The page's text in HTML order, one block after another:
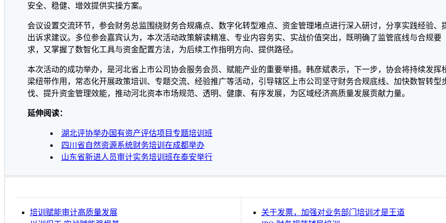
安全、稳健、增效提供实操方案。
会议设置交流环节，参会财务总监围绕财务合规痛点、数字化转型难点、资金管理堵点进行深入研讨，分享实践经验、
出诉求建议。多位参会嘉宾认为，本次活动政策解读精准、专业内容务实、实战价值突出，既明确了监管底线与合规要
求，又掌握了数智化工具与资金配置方法，为后续工作指明方向、提供路径。
本次活动的成功举办，是河北省上市公司协会服务会员、赋能产业的重要举措。韩彦斌表示，下一步，协会将持续发挥
梁纽带作用，常态化开展政策培训、专题交流、经验推广等活动，引导辖区上市公司坚守财务合规底线、加快数智转型
伐、提升资金管理效能，推动河北资本市场规范、透明、健康、有序发展，为区域经济高质量发展贡献力量。
延伸阅读：
湖北评协举办国有资产评估项目专题培训班
四川省自然资源系统财务培训在成都举办
山东省新进人员审计实务培训班在泰安举行
培训赋能审计高质量发展
关于发票，加强对业务部门培训才是王道